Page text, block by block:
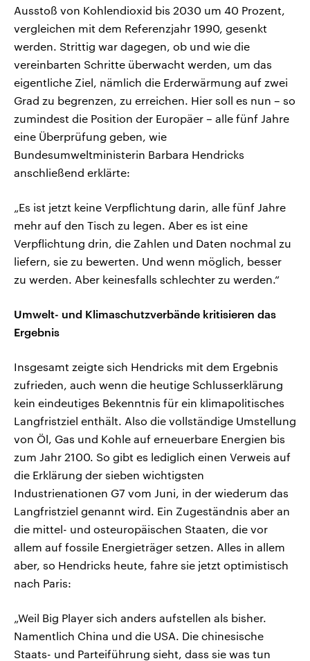
Ausstoß von Kohlendioxid bis 2030 um 40 Prozent,
vergleichen mit dem Referenzjahr 1990, gesenkt
werden. Strittig war dagegen, ob und wie die
vereinbarten Schritte überwacht werden, um das
eigentliche Ziel, nämlich die Erderwärmung auf zwei
Grad zu begrenzen, zu erreichen. Hier soll es nun – so
zumindest die Position der Europäer – alle fünf Jahre
eine Überprüfung geben, wie
Bundesumweltministerin Barbara Hendricks
anschließend erklärte:
„Es ist jetzt keine Verpflichtung darin, alle fünf Jahre
mehr auf den Tisch zu legen. Aber es ist eine
Verpflichtung drin, die Zahlen und Daten nochmal zu
liefern, sie zu bewerten. Und wenn möglich, besser
zu werden. Aber keinesfalls schlechter zu werden.“
Umwelt- und Klimaschutzverbände kritisieren das
Ergebnis
Insgesamt zeigte sich Hendricks mit dem Ergebnis
zufrieden, auch wenn die heutige Schlusserklärung
kein eindeutiges Bekenntnis für ein klimapolitisches
Langfristziel enthält. Also die vollständige Umstellung
von Öl, Gas und Kohle auf erneuerbare Energien bis
zum Jahr 2100. So gibt es lediglich einen Verweis auf
die Erklärung der sieben wichtigsten
Industrienationen G7 vom Juni, in der wiederum das
Langfristziel genannt wird. Ein Zugeständnis aber an
die mittel- und osteuropäischen Staaten, die vor
allem auf fossile Energieträger setzen. Alles in allem
aber, so Hendricks heute, fahre sie jetzt optimistisch
nach Paris:
„Weil Big Player sich anders aufstellen als bisher.
Namentlich China und die USA. Die chinesische
Staats- und Parteiführung sieht, dass sie was tun